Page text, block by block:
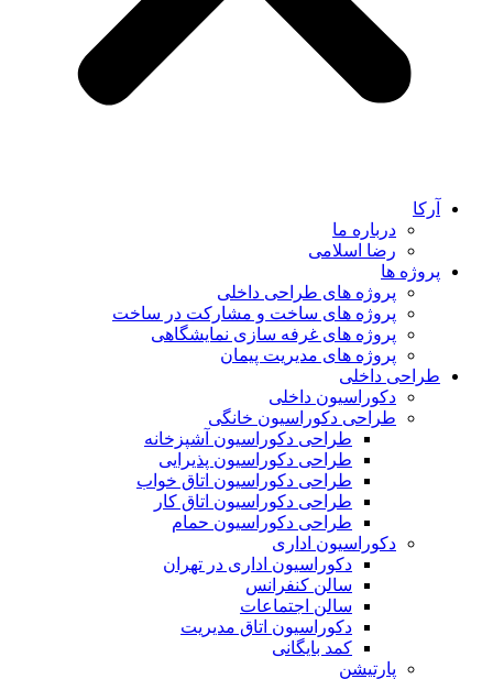
آرکا
درباره ما
رضا اسلامی
پروژه ها
پروژه های طراحی داخلی
پروژه های ساخت و مشارکت در ساخت
پروژه های غرفه سازی نمایشگاهی
پروژه های مدیریت پیمان
طراحی داخلی
دکوراسیون داخلی
طراحی دکوراسیون خانگی
طراحی دکوراسیون آشپزخانه
طراحی دکوراسیون پذیرایی
طراحی دکوراسیون اتاق خواب
طراحی دکوراسیون اتاق کار
طراحی دکوراسیون حمام
دکوراسیون اداری
دکوراسیون اداری در تهران
سالن کنفرانس
سالن اجتماعات
دکوراسیون اتاق مدیریت
کمد بایگانی
پارتیشن